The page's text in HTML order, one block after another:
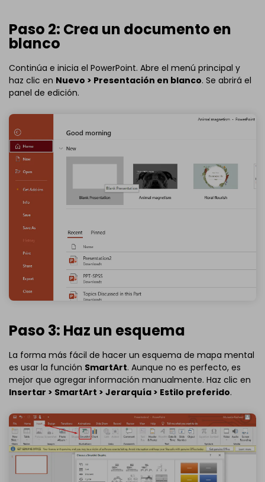
Paso 2: Crea un documento en
blanco
Continúa e inicia el PowerPoint. Abre el menú principal y
haz clic en Nuevo > Presentación en blanco. Se abrirá el
panel de edición.
Paso 3: Haz un esquema
La forma más fácil de hacer un esquema de mapa mental
es usar la función SmartArt. Aunque no es perfecto, es
mejor que agregar información manualmente. Haz clic en
Insertar > SmartArt > Jerarquía > Estilo preferido.